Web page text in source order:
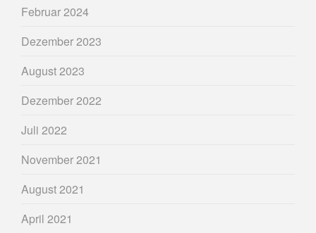
Februar 2024
Dezember 2023
August 2023
Dezember 2022
Juli 2022
November 2021
August 2021
April 2021